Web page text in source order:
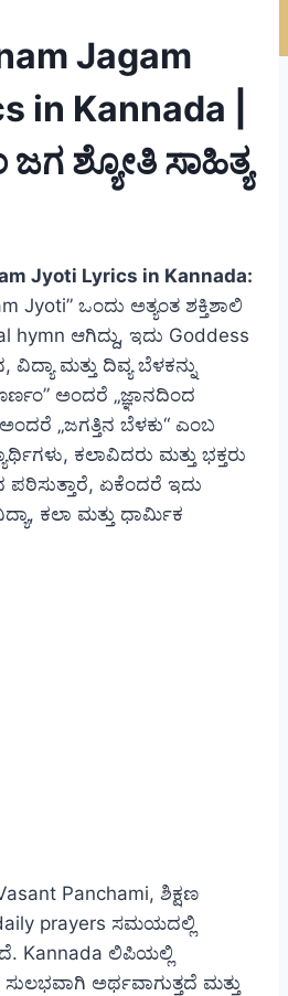
Jagam
in Kannada |
ಜಗ ಶ್ಯೋತಿ ಸಾಹಿತ್ಯ
Jyoti Lyrics in Kannada:
Jyoti” ಒಂದು ಅತ್ಯಂತ ಶಕ್ತಿಶಾಲಿ
hymn ಆಗಿದ್ದು, ಇದು Goddess
ಮತ್ತು ದಿವ್ಯ ಬೆಳಕನ್ನು
ಅಂದರೆ „ಜ್ಞಾನದಿಂದ
„ಜಗತ್ತಿನ ಬೆಳಕು“ ಎಂಬ
ಕಲಾವಿದರು ಮತ್ತು ಭಕ್ತರು
ಏಕೆಂದರೆ ಇದು
ಕಲಾ ಮತ್ತು ಧಾರ್ಮಿಕ
Panchami, ಶಿಕ್ಷಣ
prayers ಸಮಯದಲ್ಲಿ
Kannada ಲಿಪಿಯಲ್ಲಿ
ಅರ್ಥವಾಗುತ್ತದೆ ಮತ್ತು